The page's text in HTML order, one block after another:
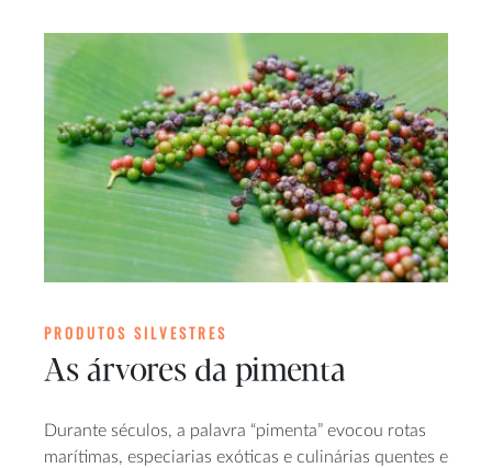
PRODUTOS SILVESTRES
As árvores da pimenta
Durante séculos, a palavra “pimenta” evocou rotas
marítimas, especiarias exóticas e culinárias quentes e